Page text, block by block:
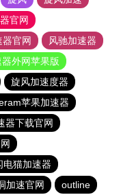
官网
官网
风驰加速器
外网苹果版
旋风加速度器
苹果加速器
器下载官网
电猫加速器
加速官网
outline